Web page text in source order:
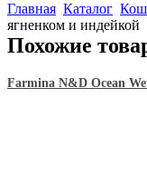
Главная Каталог
ягненком и индейкой
Похожие
Farmina N&D Ocean